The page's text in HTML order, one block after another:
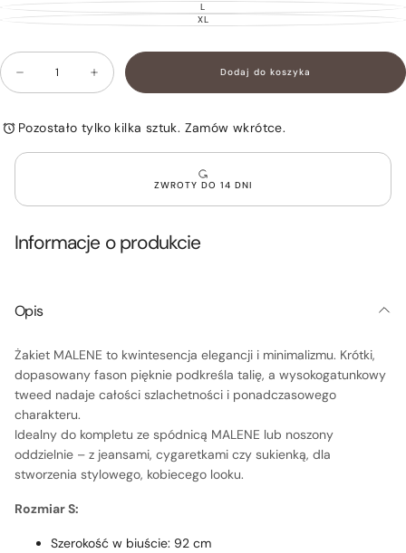
LWARIANT
WYPRZEDANY
LUB
XLWARIANT
NIEDOSTĘPNY
Ilość
Zmniejsz
ilość
Tweedowy
MALENE
Zwiększ
ilość
Tweedowy
Dodaj do koszyka
Pozostało tylko kilka sztuk. Zamów wkrótce.
ZWROTY DO 14 DNI
Informacje o produkcie
Opis
Żakiet MALENE to kwintesencja elegancji i minimalizmu. Krótki,
dopasowany fason pięknie podkreśla talię, a wysokogatunkowy
tweed nadaje całości szlachetności i ponadczasowego
charakteru.
Idealny do kompletu ze spódnicą MALENE lub noszony
oddzielnie – z jeansami, cygaretkami czy sukienką, dla
stworzenia stylowego, kobiecego looku.
Rozmiar S:
Szerokość w biuście: 92 cm